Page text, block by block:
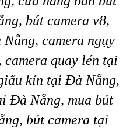
bút camera v8,
camera ngụy
quay lén tại
kín tại Đà Nẵng,
Đà Nẵng, mua bút
bút camera tại